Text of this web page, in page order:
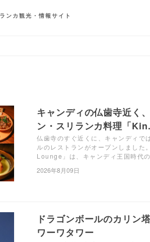
ンカ観光・情報サイト
キャンディの仏歯寺近く
ン・スリランカ料理「
仏歯寺のすぐ近くに、キャンディで
ルのレストランがオープンしまし
Lounge」は、キャンディ王国時代
2026年8月09日
ドラゴンボールのカリン
ワーワタワー